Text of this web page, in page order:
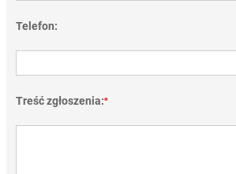
Telefon:
Treść zgłoszenia:*